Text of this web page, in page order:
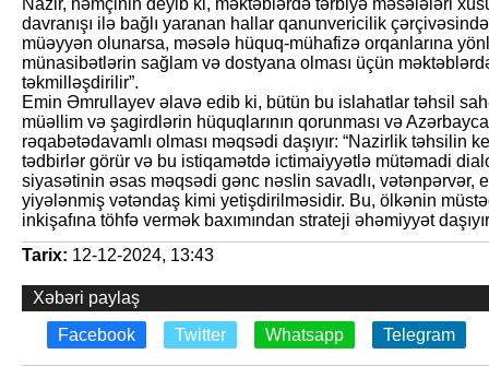
Nazir, həmçinin deyib ki, məktəblərdə tərbiyə məsələləri
davranışı ilə bağlı yaranan hallar qanunvericilik
müəyyən olunarsa, məsələ hüquq-mühafizə orqanlarına
münasibətlərin sağlam və dostyana olması üçün
təkmilləşdirilir”.
Emin Əmrullayev əlavə edib ki, bütün bu islahatlar təhsil
müəllim və şagirdlərin hüquqlarının qorunması və
rəqabətədavamlı olması məqsədi daşıyır: “Nazirlik təhsilin
tədbirlər görür və bu istiqamətdə ictimaiyyətlə mütəmadi
siyasətinin əsas məqsədi gənc nəslin savadlı, vətənpərvər,
yiyələnmiş vətəndaş kimi yetişdirilməsidir. Bu, ölkənin
inkişafına töhfə vermək baxımından strateji əhəmiyyət
Tarix: 12-12-2024, 13:43
Xəbəri paylaş
Facebook
Twitter Whatsapp Telegram